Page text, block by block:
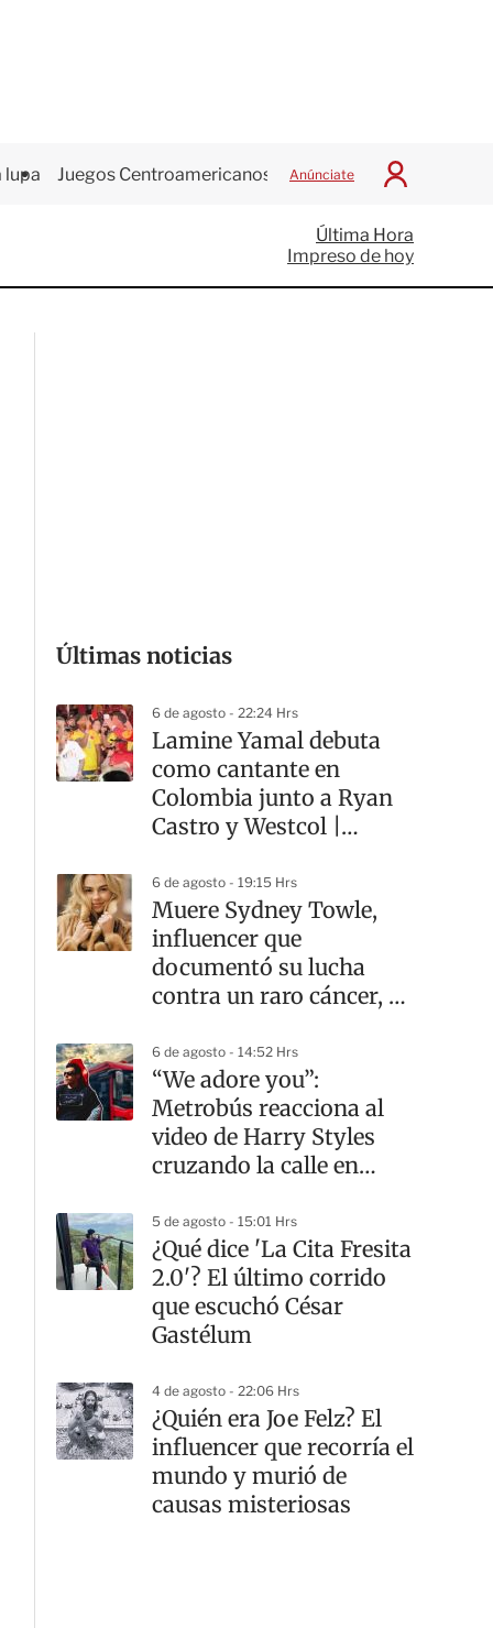
lupa Juegos Centroamericanos Anúnciate
I
c
i
a
Última Hora
Impreso de hoy
Últimas noticias
6 de agosto - 22:24 Hrs
Lamine Yamal debuta
como cantante en
Colombia junto a Ryan
Castro y Westcol |
6 de agosto - 19:15 Hrs
Muere Sydney Towle,
influencer que
documentó su lucha
contra un raro cáncer, a
6 de agosto - 14:52 Hrs
“We adore you”:
Metrobús reacciona al
video de Harry Styles
cruzando la calle en
5 de agosto - 15:01 Hrs
¿Qué dice 'La Cita Fresita
2.0'? El último corrido
que escuchó César
Gastélum
4 de agosto - 22:06 Hrs
¿Quién era Joe Felz? El
influencer que recorría el
mundo y murió de
causas misteriosas